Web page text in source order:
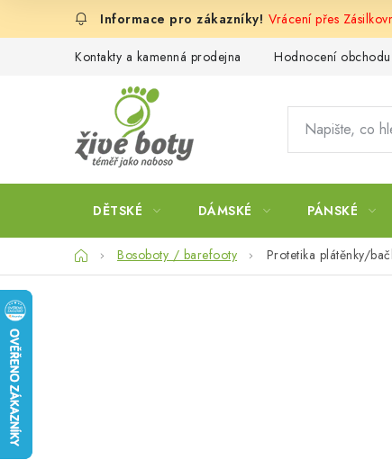
Vrácení přes
Kontakty a kamenná prodejna Hodnocení obchodu
DĚTSKÉ DÁMSKÉ PÁNSKÉ
DomůBosoboty / barefooty Protetika plátěnky/